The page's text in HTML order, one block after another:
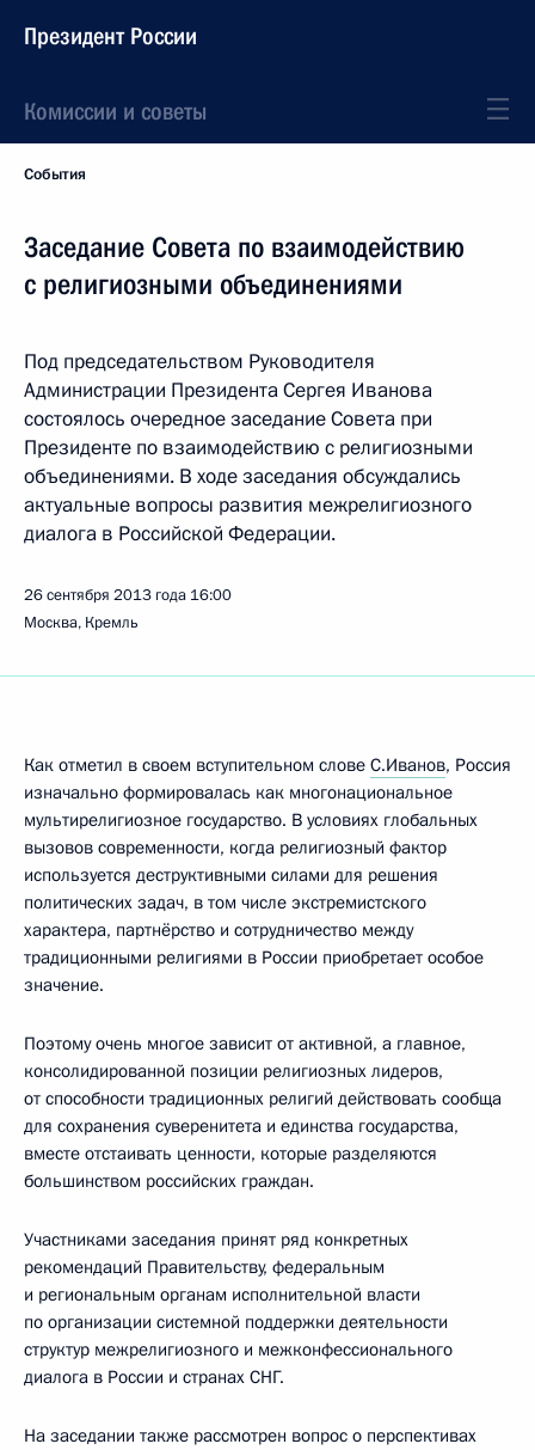
Президент России
Комиссии и советы
События
Заседание Совета по взаимодействию
с религиозными объединениями
Под председательством Руководителя
Администрации Президента Сергея Иванова
состоялось очередное заседание Совета при
Президенте по взаимодействию с религиозными
объединениями. В ходе заседания обсуждались
актуальные вопросы развития межрелигиозного
диалога в Российской Федерации.
26 сентября 2013 года 16:00
Москва, Кремль
Как отметил в своем вступительном слове С.Иванов, Россия
изначально формировалась как многонациональное
мультирелигиозное государство. В условиях глобальных
вызовов современности, когда религиозный фактор
используется деструктивными силами для решения
политических задач, в том числе экстремистского
характера, партнёрство и сотрудничество между
традиционными религиями в России приобретает особое
значение.
Поэтому очень многое зависит от активной, а главное,
консолидированной позиции религиозных лидеров,
от способности традиционных религий действовать сообща
для сохранения суверенитета и единства государства,
вместе отстаивать ценности, которые разделяются
большинством российских граждан.
Участниками заседания принят ряд конкретных
рекомендаций Правительству, федеральным
и региональным органам исполнительной власти
по организации системной поддержки деятельности
структур межрелигиозного и межконфессионального
диалога в России и странах СНГ.
На заседании также рассмотрен вопрос о перспективах